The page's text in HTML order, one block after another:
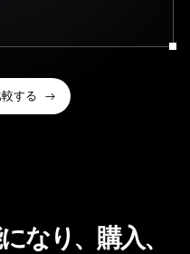
する
なり、購入、